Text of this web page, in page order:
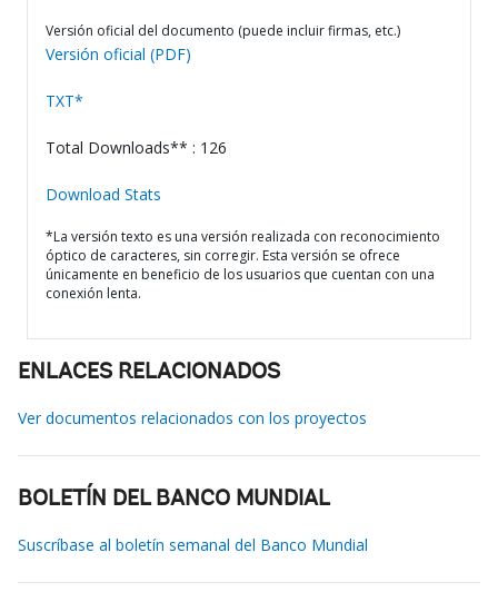
Versión oficial del documento (puede incluir firmas, etc.)
Versión oficial (PDF)
TXT*
Total Downloads** : 126
Download Stats
*La versión texto es una versión realizada con reconocimiento
óptico de caracteres, sin corregir. Esta versión se ofrece
únicamente en beneficio de los usuarios que cuentan con una
conexión lenta.
ENLACES RELACIONADOS
Ver documentos relacionados con los proyectos
BOLETÍN DEL BANCO MUNDIAL
Suscríbase al boletín semanal del Banco Mundial